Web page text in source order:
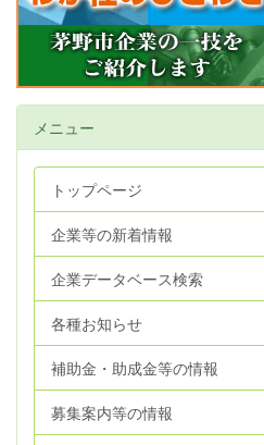
メニュー
トップページ
企業等の新着情報
企業データベース検索
各種お知らせ
補助金・助成金等の情報
募集案内等の情報